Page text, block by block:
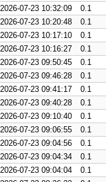
2026-07-23 10:32:09 0.1
2026-07-23 10:20:48 0.1
2026-07-23 10:17:10 0.1
2026-07-23 10:16:27 0.1
2026-07-23 09:50:45 0.1
2026-07-23 09:46:28 0.1
2026-07-23 09:41:17 0.1
2026-07-23 09:40:28 0.1
2026-07-23 09:10:40 0.1
2026-07-23 09:06:55 0.1
2026-07-23 09:04:56 0.1
2026-07-23 09:04:34 0.1
2026-07-23 09:04:04 0.1